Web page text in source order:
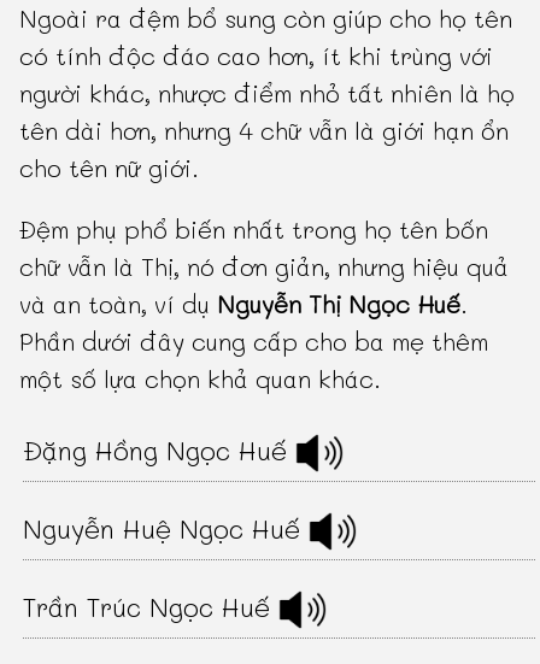
Ngoài ra đệm bổ sung còn giúp cho họ tên
có tính độc đáo cao hơn, ít khi trùng với
người khác, nhược điểm nhỏ tất nhiên là họ
tên dài hơn, nhưng 4 chữ vẫn là giới hạn ổn
cho tên nữ giới.
Đệm phụ phổ biến nhất trong họ tên bốn
chữ vẫn là Thị, nó đơn giản, nhưng hiệu quả
và an toàn, ví dụ Nguyễn Thị Ngọc Huế.
Phần dưới đây cung cấp cho ba mẹ thêm
một số lựa chọn khả quan khác.
Đặng Hồng Ngọc Huế
Nguyễn Huệ Ngọc Huế
Trần Trúc Ngọc Huế